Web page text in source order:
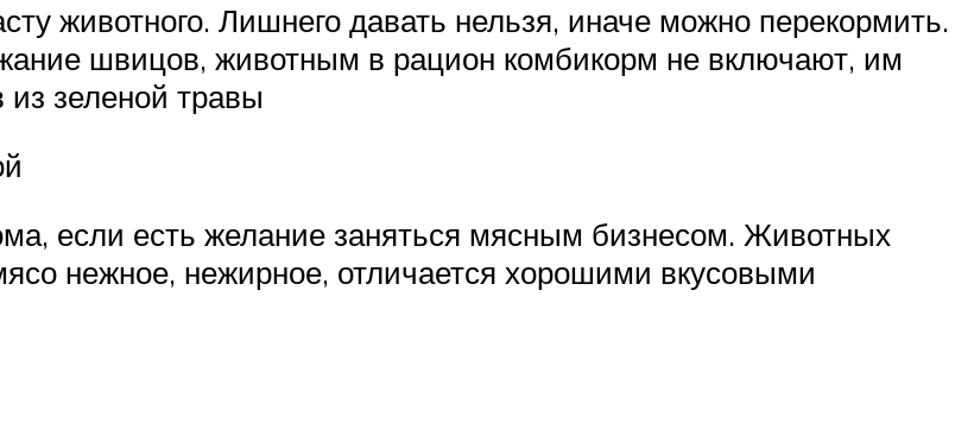
животного. Лишнего давать нельзя, иначе можно перекормить.
швицов, животным в рацион комбикорм не включают, им
зеленой травы
если есть желание заняться мясным бизнесом. Животных
нежное, нежирное, отличается хорошими вкусовыми